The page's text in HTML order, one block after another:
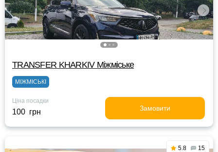
TRANSFER KHARKIV Міжміське
МІЖМІСЬКІ
Ціна посадки
100 грн Замовити
5.8 15